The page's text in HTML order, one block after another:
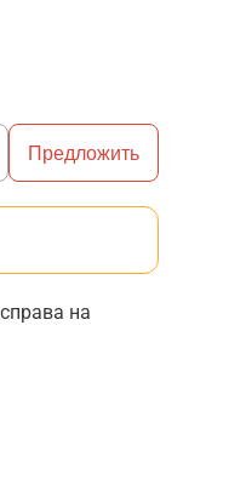
Предложить
на